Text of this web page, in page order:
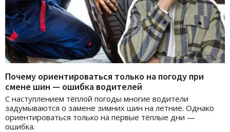
Почему ориентироваться только на погоду при
смене шин — ошибка водителей
С наступлением тёплой погоды многие водители
задумываются о замене зимних шин на летние. Однако
ориентироваться только на первые тёплые дни —
ошибка.